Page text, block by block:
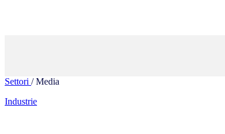
Settori / Media
Industrie